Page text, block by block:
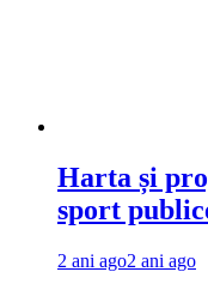
Harta și
sport
2 ani ago2 ani ago